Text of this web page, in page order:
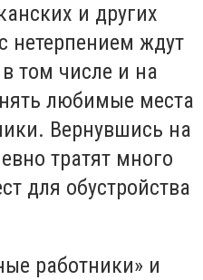
и других
нетерпением ждут
том числе и на
любимые места
Вернувшись на
тратят много
для обустройства
работники» и